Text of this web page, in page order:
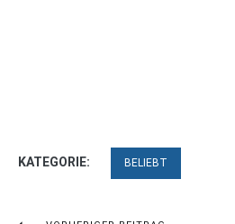
KATEGORIE: BELIEBT